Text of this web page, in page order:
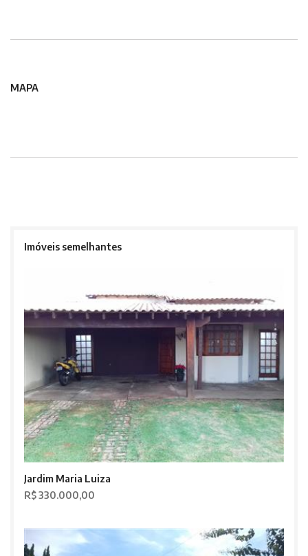
MAPA
Imóveis semelhantes
Jardim Maria Luiza
R$ 330.000,00